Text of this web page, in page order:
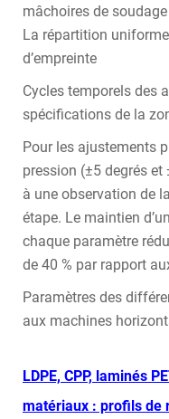
mâchoires de soudage
La répartition
d’empreinte
Cycles temporels des
spécifications de la
Pour les ajustements
pression (±5 degrés et
à une observation de
étape. Le maintien
chaque paramètre
de 40 % par rapport
Paramètres des
aux machines
LDPE, CPP, laminés
matériaux : profils de